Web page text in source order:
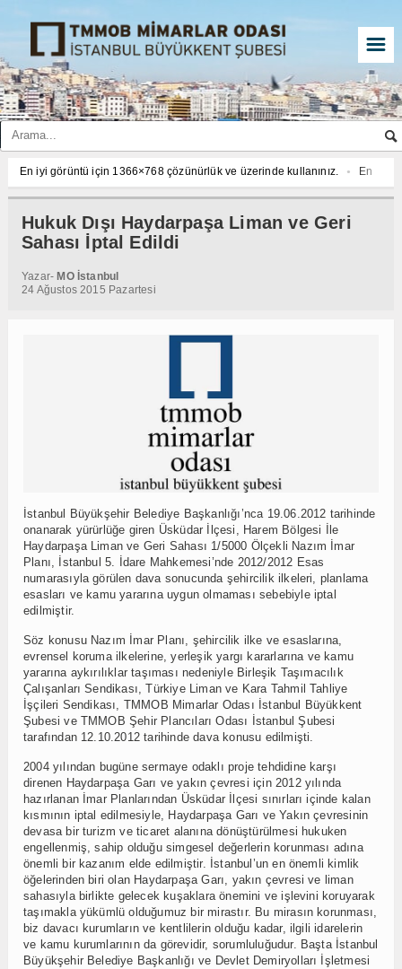
☰
En iyi görüntü için 1366×768 çözünürlük ve üzerinde kullanınız.
En iyi
En iyi görüntü için 1366×768 çözünürlük ve üzerinde kullanınız.
Hukuk Dışı Haydarpaşa Liman ve Geri
Sahası İptal Edildi
Yazar- MO İstanbul
24 Ağustos 2015 Pazartesi
İstanbul Büyükşehir Belediye Başkanlığı’nca 19.06.2012 tarihinde
onanarak yürürlüğe giren Üsküdar İlçesi, Harem Bölgesi İle
Haydarpaşa Liman ve Geri Sahası 1/5000 Ölçekli Nazım İmar
Planı, İstanbul 5. İdare Mahkemesi’nde 2012/2012 Esas
numarasıyla görülen dava sonucunda şehircilik ilkeleri, planlama
esasları ve kamu yararına uygun olmaması sebebiyle iptal
edilmiştir.
Söz konusu Nazım İmar Planı, şehircilik ilke ve esaslarına,
evrensel koruma ilkelerine, yerleşik yargı kararlarına ve kamu
yararına aykırılıklar taşıması nedeniyle Birleşik Taşımacılık
Çalışanları Sendikası, Türkiye Liman ve Kara Tahmil Tahliye
İşçileri Sendikası, TMMOB Mimarlar Odası İstanbul Büyükkent
Şubesi ve TMMOB Şehir Plancıları Odası İstanbul Şubesi
tarafından 12.10.2012 tarihinde dava konusu edilmişti.
2004 yılından bugüne sermaye odaklı proje tehdidine karşı
direnen Haydarpaşa Garı ve yakın çevresi için 2012 yılında
hazırlanan İmar Planlarından Üsküdar İlçesi sınırları içinde kalan
kısmının iptal edilmesiyle, Haydarpaşa Garı ve Yakın çevresinin
devasa bir turizm ve ticaret alanına dönüştürülmesi hukuken
engellenmiş, sahip olduğu simgesel değerlerin korunması adına
önemli bir kazanım elde edilmiştir. İstanbul’un en önemli kimlik
öğelerinden biri olan Haydarpaşa Garı, yakın çevresi ve liman
sahasıyla birlikte gelecek kuşaklara önemini ve işlevini koruyarak
taşımakla yükümlü olduğumuz bir mirastır. Bu mirasın korunması,
biz davacı kurumların ve kentlilerin olduğu kadar, ilgili idarelerin
ve kamu kurumlarının da görevidir, sorumluluğudur. Başta İstanbul
Büyükşehir Belediye Başkanlığı ve Devlet Demiryolları İşletmesi